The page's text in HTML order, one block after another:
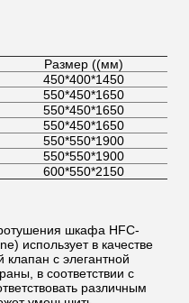
Размер ((мм)
450*400*1450
550*450*1650
550*450*1650
550*450*1650
550*550*1900
550*550*1900
600*550*2150
шкафа HFC-
использует в качестве
с элегантной
в соответствии с
различным